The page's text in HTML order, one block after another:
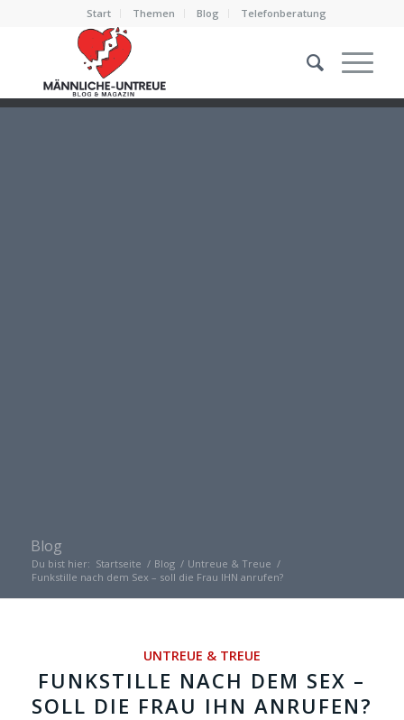
Start Themen Blog Telefonberatung
Blog
Du bist hier: Startseite / Blog / Untreue & Treue /
Funkstille nach dem Sex – soll die Frau IHN anrufen?
UNTREUE & TREUE
FUNKSTILLE NACH DEM SEX –
SOLL DIE FRAU IHN ANRUFEN?